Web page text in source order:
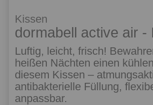
Kissen
dormabell active air -
Luftig, leicht, frisch!
heißen Nächten einen
diesem Kissen –
antibakterielle Füllung,
anpassbar.